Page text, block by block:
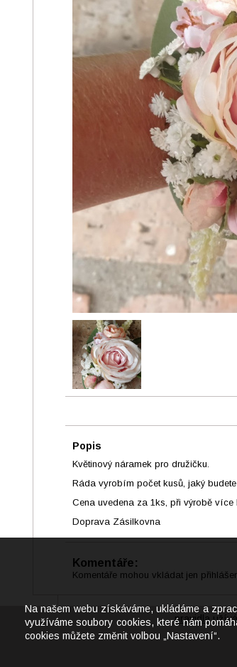
Popis
Květinový náramek pro družičku.
Ráda vyrobím počet kusů, jaký
Cena uvedena za 1ks, při výrobě
Doprava Zásilkovna
Komentáře:
Komentáře mohou vkládat jen
pravidla
Na našem webu získáváme, ukládáme a
využíváme soubory cookies, které nám
cookies můžete změnit volbou „Nastavení“.